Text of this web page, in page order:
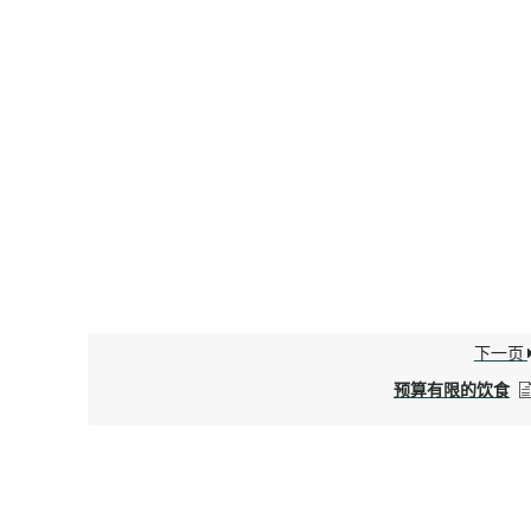
下一页
预算有限的饮食